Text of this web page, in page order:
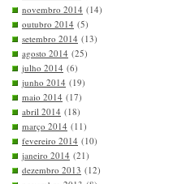
novembro 2014 (14)
outubro 2014 (5)
setembro 2014 (13)
agosto 2014 (25)
julho 2014 (6)
junho 2014 (19)
maio 2014 (17)
abril 2014 (18)
março 2014 (11)
fevereiro 2014 (10)
janeiro 2014 (21)
dezembro 2013 (12)